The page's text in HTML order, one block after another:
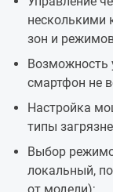
несколькими
зон и
Возможность
смартфон не
Настройка
типы
Выбор
локальный,